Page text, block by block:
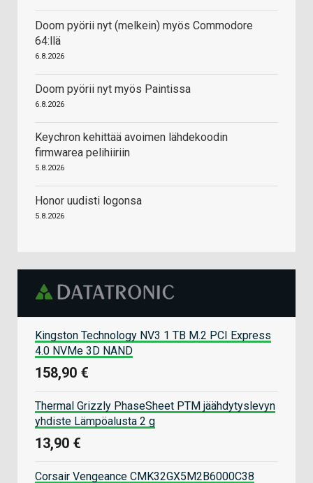
Doom pyörii nyt (melkein) myös Commodore
64:llä
6.8.2026
Doom pyörii nyt myös Paintissa
6.8.2026
Keychron kehittää avoimen lähdekoodin
firmwarea pelihiiriin
5.8.2026
Honor uudisti logonsa
5.8.2026
Kingston Technology NV3 1 TB M.2 PCI Express
4.0 NVMe 3D NAND
158,90 €
Thermal Grizzly PhaseSheet PTM jäähdytyslevyn
yhdiste Lämpöalusta 2 g
13,90 €
Corsair Vengeance CMK32GX5M2B6000C38